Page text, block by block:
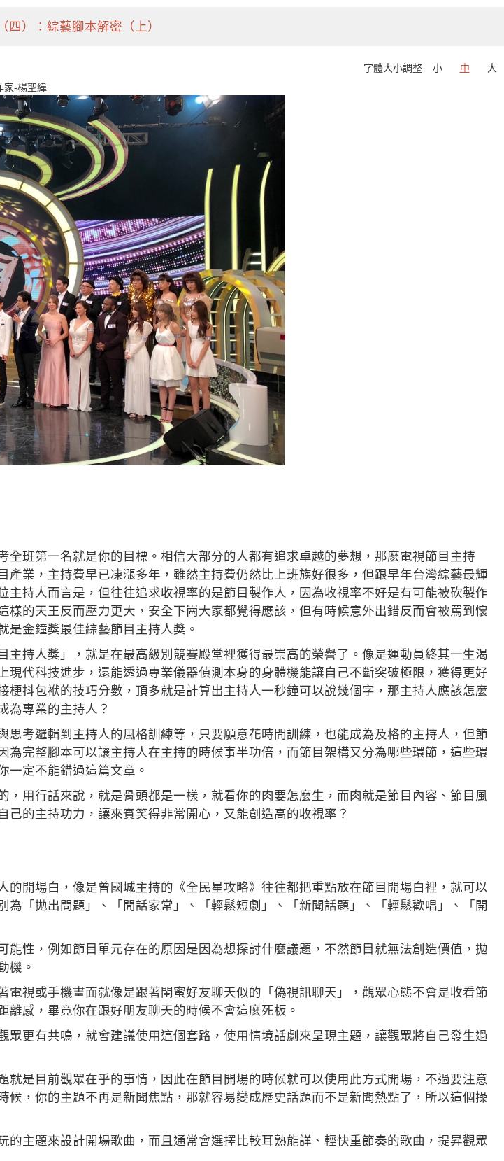
四）：綜藝腳本解密（上）
字體大小調整 小 中
大
家-楊聖緯
班第一名就是你的目標。相信大部分的人都有追求卓越的夢想，那麽電視節目主持
業，主持費早已凍漲多年，雖然主持費仍然比上班族好很多，但跟早年台灣綜藝最輝
持人而言是，但往往追求收視率的是節目製作人，因為收視率不好是有可能被砍製作
的天王反而壓力更大，安全下崗大家都覺得應該，但有時候意外出錯反而會被罵到懷
是金鐘獎最佳綜藝節目主持人獎。
持人獎」，就是在最高級別競賽殿堂裡獲得最崇高的榮譽了。像是運動員終其一生渴
代科技進步，還能透過專業儀器偵測本身的身體機能讓自己不斷突破極限，獲得更好
抖包袱的技巧分數，頂多就是計算出主持人一秒鐘可以說幾個字，那主持人應該怎麼
為專業的主持人？
考邏輯到主持人的風格訓練等，只要願意花時間訓練，也能成為及格的主持人，但節
完整腳本可以讓主持人在主持的時候事半功倍，而節目架構又分為哪些環節，這些環
一定不能錯過這篇文章。
用行話來說，就是骨頭都是一樣，就看你的肉要怎麼生，而肉就是節目內容、節目風
的主持功力，讓來賓笑得非常開心，又能創造高的收視率？
開場白，像是曾國城主持的《全民星攻略》往往都把重點放在節目開場白裡，就可以
「拋出問題」、「閒話家常」、「輕鬆短劇」、「新聞話題」、「輕鬆歡唱」、「開
性，例如節目單元存在的原因是因為想探討什麼議題，不然節目就無法創造價值，拋
機。
視或手機畫面就像是跟著閨蜜好友聊天似的「偽視訊聊天」，觀眾心態不會是收看節
感，畢竟你在跟好朋友聊天的時候不會這麼死板。
更有共鳴，就會建議使用這個套路，使用情境話劇來呈現主題，讓觀眾將自己發生過
是目前觀眾在乎的事情，因此在節目開場的時候就可以使用此方式開場，不過要注意
，你的主題不再是新聞焦點，那就容易變成歷史話題而不是新聞熱點了，所以這個操
主題來設計開場歌曲，而且通常會選擇比較耳熟能詳、輕快重節奏的歌曲，提昇觀眾